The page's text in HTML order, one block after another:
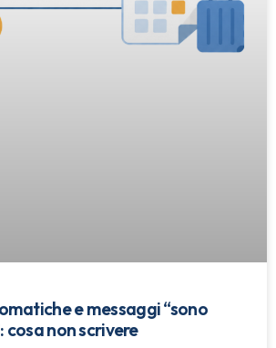
e messaggi “sono
non scrivere